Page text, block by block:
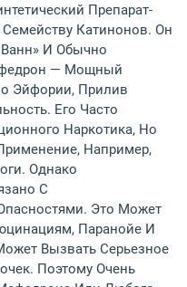
Препарат-
Катинонов. Он
И Обычно
— Мощный
Эйфории, Прилив
Его Часто
Наркотика, Но
Например,
Однако
С
Это Может
Паранойе И
Вызвать Серьезное
Поэтому Очень